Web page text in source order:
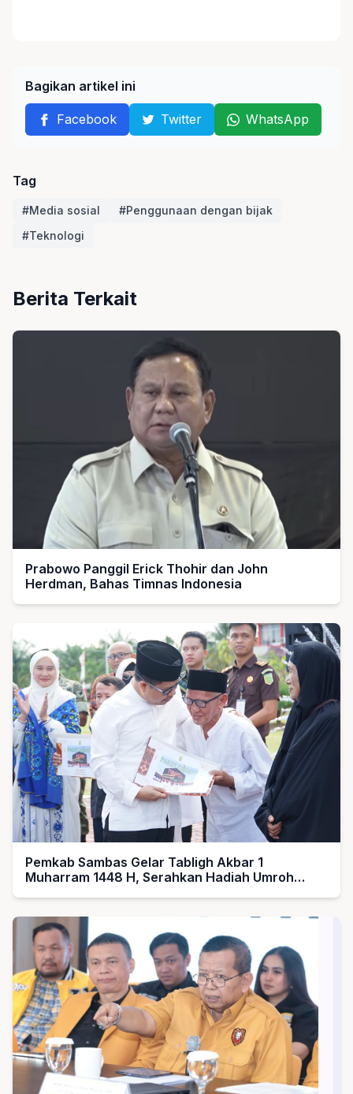
Bagikan artikel ini
Facebook Twitter WhatsApp
Tag
#Media sosial
#Penggunaan dengan bijak
#Teknologi
Berita Terkait
Prabowo Panggil Erick Thohir dan John
Herdman, Bahas Timnas Indonesia
Pemkab Sambas Gelar Tabligh Akbar 1
Muharram 1448 H, Serahkan Hadiah Umroh